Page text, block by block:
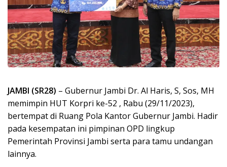
JAMBI (SR28) – Gubernur Jambi Dr. Al Haris, S, Sos, MH
memimpin HUT Korpri ke-52 , Rabu (29/11/2023),
bertempat di Ruang Pola Kantor Gubernur Jambi. Hadir
pada kesempatan ini pimpinan OPD lingkup
Pemerintah Provinsi Jambi serta para tamu undangan
lainnya.